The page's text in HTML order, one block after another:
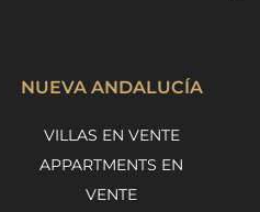
NUEVA ANDALUCÍA
VILLAS EN VENTE
APPARTMENTS EN
VENTE